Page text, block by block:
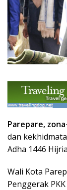
Parepare,
dan
Adha 1446
Wali Kota
Penggerak